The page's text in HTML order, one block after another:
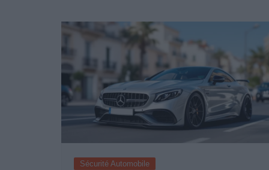
de
l’article
Sécurité Automobile